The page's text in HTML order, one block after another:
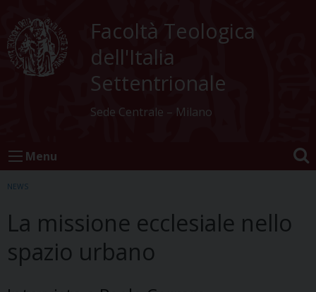
content
Facoltà Teologica
dell'Italia
Settentrionale
Sede Centrale – Milano
Menu
NEWS
La missione ecclesiale nello
spazio urbano